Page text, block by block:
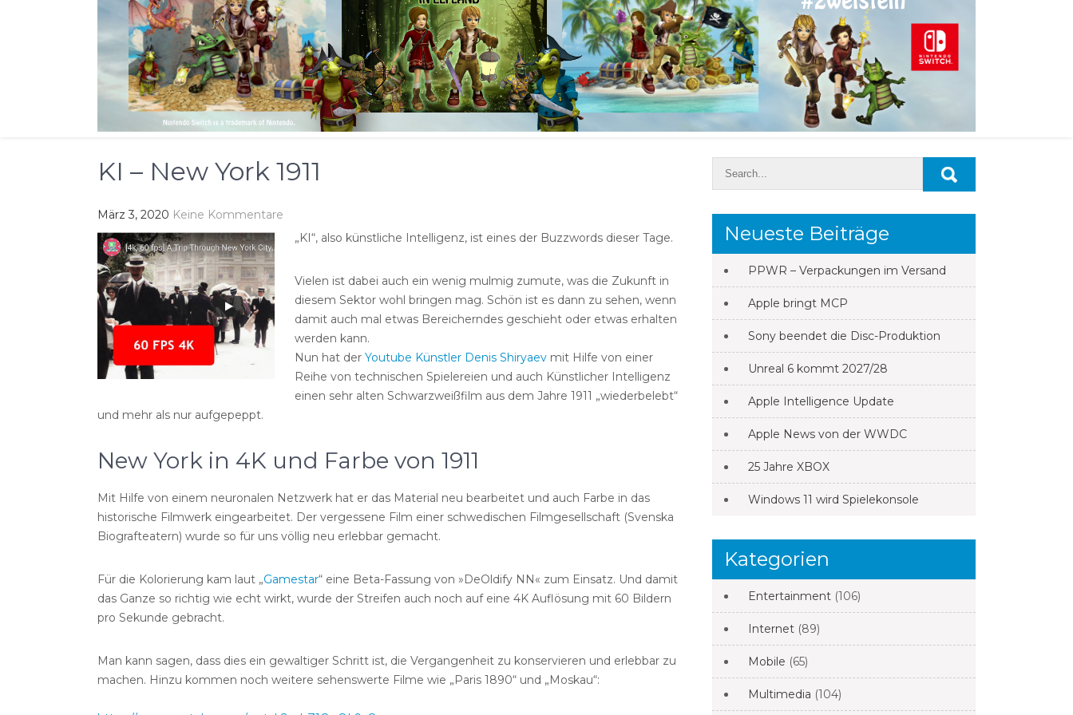
KI – New York 1911
März 3, 2020 Keine Kommentare
„KI“, also künstliche Intelligenz, ist eines der Buzzwords dieser Tage.
Vielen ist dabei auch ein wenig mulmig zumute, was die Zukunft in
diesem Sektor wohl bringen mag. Schön ist es dann zu sehen, wenn
damit auch mal etwas Bereicherndes geschieht oder etwas erhalten
werden kann.
Nun hat der Youtube Künstler Denis Shiryaev mit Hilfe von einer
Reihe von technischen Spielereien und auch Künstlicher Intelligenz
einen sehr alten Schwarzweißfilm aus dem Jahre 1911 „wiederbelebt“
und mehr als nur aufgepeppt.
New York in 4K und Farbe von 1911
Mit Hilfe von einem neuronalen Netzwerk hat er das Material neu bearbeitet und auch Farbe in das
historische Filmwerk eingearbeitet. Der vergessene Film einer schwedischen Filmgesellschaft (Svenska
Biografteatern) wurde so für uns völlig neu erlebbar gemacht.
Für die Kolorierung kam laut „Gamestar“ eine Beta-Fassung von »DeOldify NN« zum Einsatz. Und damit
das Ganze so richtig wie echt wirkt, wurde der Streifen auch noch auf eine 4K Auflösung mit 60 Bildern
pro Sekunde gebracht.
Man kann sagen, dass dies ein gewaltiger Schritt ist, die Vergangenheit zu konservieren und erlebbar zu
machen. Hinzu kommen noch weitere sehenswerte Filme wie „Paris 1890“ und „Moskau“:
Neueste Beiträge
PPWR – Verpackungen im Versand
Apple bringt MCP
Sony beendet die Disc-Produktion
Unreal 6 kommt 2027/28
Apple Intelligence Update
Apple News von der WWDC
25 Jahre XBOX
Windows 11 wird Spielekonsole
Kategorien
Entertainment (106)
Internet (89)
Mobile (65)
Multimedia (104)